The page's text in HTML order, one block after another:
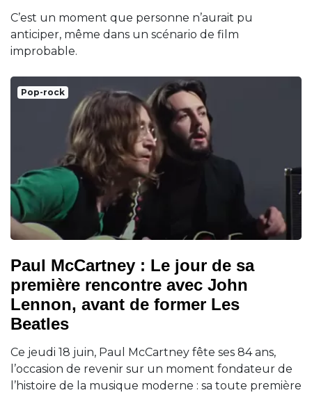
C’est un moment que personne n’aurait pu
anticiper, même dans un scénario de film
improbable.
Pop-rock
Paul McCartney : Le jour de sa
première rencontre avec John
Lennon, avant de former Les
Beatles
Ce jeudi 18 juin, Paul McCartney fête ses 84 ans,
l’occasion de revenir sur un moment fondateur de
l’histoire de la musique moderne : sa toute première